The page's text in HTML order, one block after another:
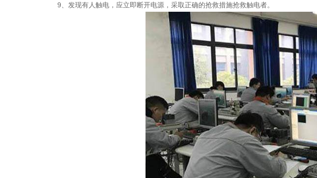
9、发现有人触电，应立即断开电源，采取正确的抢救措施抢救触电者。